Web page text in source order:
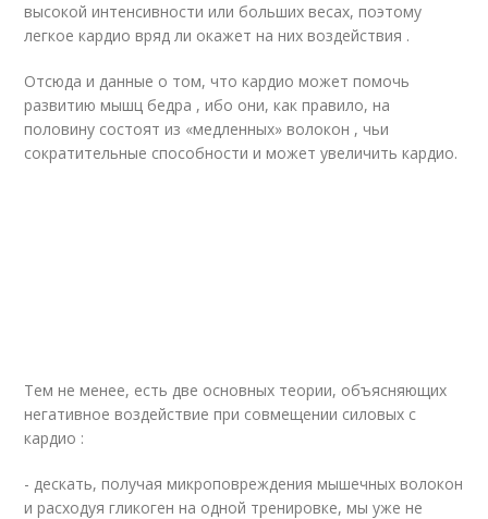
высокой интенсивности или больших весах, поэтому
легкое кардио вряд ли окажет на них воздействия .
Отсюда и данные о том, что кардио может помочь
развитию мышц бедра , ибо они, как правило, на
половину состоят из «медленных» волокон , чьи
сократительные способности и может увеличить кардио.
Тем не менее, есть две основных теории, объясняющих
негативное воздействие при совмещении силовых с
кардио :
- дескать, получая микроповреждения мышечных волокон
и расходуя гликоген на одной тренировке, мы уже не